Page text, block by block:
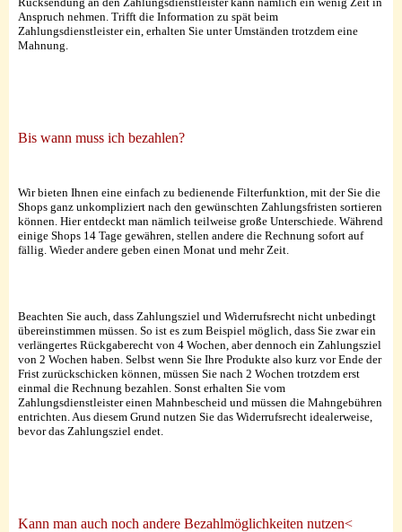
Anspruch nehmen. Trifft die Information zu spät beim
Zahlungsdienstleister ein, erhalten Sie unter Umständen trotzdem eine
Mahnung.
Bis wann muss ich bezahlen?
Wir bieten Ihnen eine einfach zu bedienende Filterfunktion, mit der Sie die
Shops ganz unkompliziert nach den gewünschten Zahlungsfristen sortieren
können. Hier entdeckt man nämlich teilweise große Unterschiede. Während
einige Shops 14 Tage gewähren, stellen andere die Rechnung sofort auf
fällig. Wieder andere geben einen Monat und mehr Zeit.
Beachten Sie auch, dass Zahlungsziel und Widerrufsrecht nicht unbedingt
übereinstimmen müssen. So ist es zum Beispiel möglich, dass Sie zwar ein
verlängertes Rückgaberecht von 4 Wochen, aber dennoch ein Zahlungsziel
von 2 Wochen haben. Selbst wenn Sie Ihre Produkte also kurz vor Ende der
Frist zurückschicken können, müssen Sie nach 2 Wochen trotzdem erst
einmal die Rechnung bezahlen. Sonst erhalten Sie vom
Zahlungsdienstleister einen Mahnbescheid und müssen die Mahngebühren
entrichten. Aus diesem Grund nutzen Sie das Widerrufsrecht idealerweise,
bevor das Zahlungsziel endet.
Kann man auch noch andere Bezahlmöglichkeiten nutzen<